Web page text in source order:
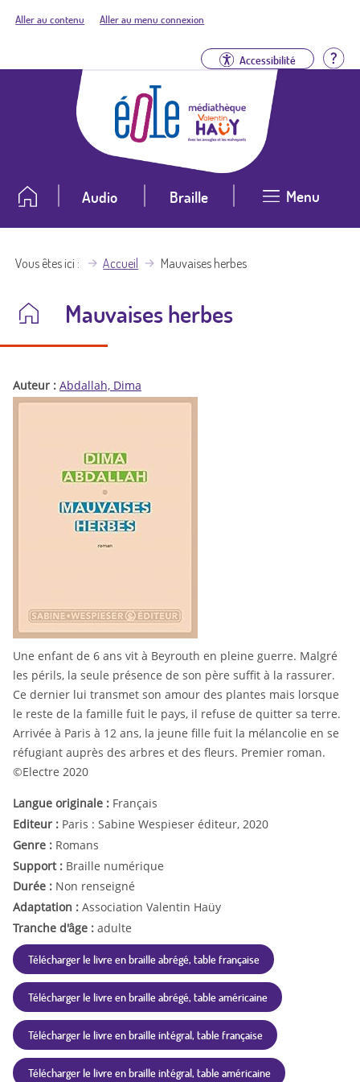
Aller au contenu Aller au menu connexion
Accessibilité
Audio Braille Menu
Vous êtes ici Accueil Mauvaises herbes
Mauvaises herbes
Auteur : Abdallah, Dima
Une enfant de 6 ans vit à Beyrouth en pleine guerre. Malgré
les périls, la seule présence de son père suffit à la rassurer.
Ce dernier lui transmet son amour des plantes mais lorsque
le reste de la famille fuit le pays, il refuse de quitter sa terre.
Arrivée à Paris à 12 ans, la jeune fille fuit la mélancolie en se
réfugiant auprès des arbres et des fleurs. Premier roman.
©Electre 2020
Langue originale : Français
Editeur : Paris : Sabine Wespieser éditeur, 2020
Genre : Romans
Support : Braille numérique
Durée : Non renseigné
Adaptation : Association Valentin Haüy
Tranche d'âge : adulte
Télécharger le livre en braille abrégé, table française
Télécharger le livre en braille abrégé, table américaine
Télécharger le livre en braille intégral, table française
Télécharger le livre en braille intégral, table américaine